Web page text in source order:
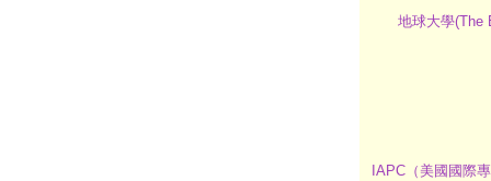
地球大學(The
IAPC（美國國際